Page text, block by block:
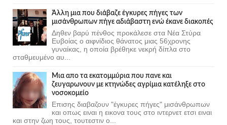
Άλλη μια που διάβαζε έγκυρες πήγες των
μισάνθρωπων πήγε αδιάβαστη ενώ έκανε διακοπές
Δηθεν βαρύ πένθος προκάλεσε στα Νέα Στύρα
Ευβοίας ο αιφνίδιος θάνατος μιας 56χρονης
γυναίκας, η οποία βρέθηκε νεκρή δίπλα στο
σταθμευμένο αυ...
Μια απο τα εκατομμύρια που πανε και
ζευγαρωνουν με κτηνώδες αγρίμια κατέληξε στο
νοσοκομείο
Επισης διαβαζουν "έγκυρες πήγες" μισάνθρωπων
και οπως ειναι η εικονα τους στο ιντερνετ ετσι ειναι
και στην ζωη τους, τουτεστιν ο...